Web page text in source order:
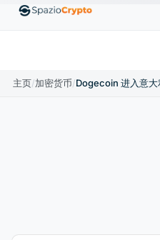
EthereumETHUS$1,880.58
主页/加密货币/